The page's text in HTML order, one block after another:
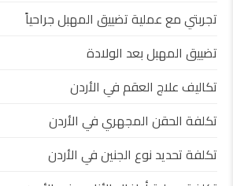
تجربتي مع عملية تضييق المهبل جراحياً
تضييق المهبل بعد الولادة
تكاليف علاج العقم في الأردن
تكلفة الحقن المجهري في الأردن
تكلفة تحديد نوع الجنين في الأردن